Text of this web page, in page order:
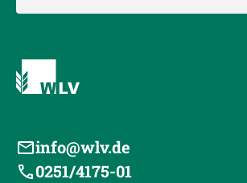
info@wlv.de
0251/4175-01